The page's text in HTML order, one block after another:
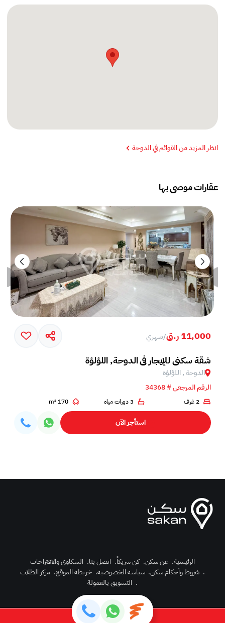
انظر المزيد من القوائم في الدوحة
عقارات موصى بها
11,000 ر.ق /شهري
شقة سكني للإيجار في الدوحة, اللؤلؤة
الدوحة , اللؤلؤة
الرقم المرجعي # 34368
2 غرف 3 دورات مياه 170 m²
استأجر الآن
الرئيسية. عن سكن. كن شريكاً. اتصل بنا. الشكاوي والاقتراحات
. شروط وأحكام سكن. سياسة الخصوصية. خريطة الموقع. مركز الطلاب
. التسويق بالعمولة